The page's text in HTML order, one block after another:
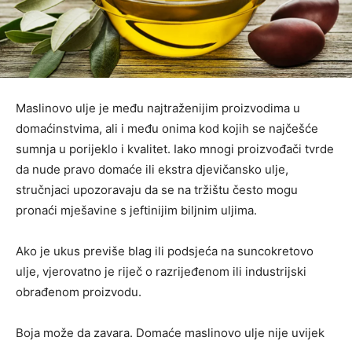
Maslinovo ulje je među najtraženijim proizvodima u
domaćinstvima, ali i među onima kod kojih se najčešće
sumnja u porijeklo i kvalitet. Iako mnogi proizvođači tvrde
da nude pravo domaće ili ekstra djevičansko ulje,
stručnjaci upozoravaju da se na tržištu često mogu
pronaći mješavine s jeftinijim biljnim uljima.
Ako je ukus previše blag ili podsjeća na suncokretovo
ulje, vjerovatno je riječ o razrijeđenom ili industrijski
obrađenom proizvodu.
Boja može da zavara. Domaće maslinovo ulje nije uvijek